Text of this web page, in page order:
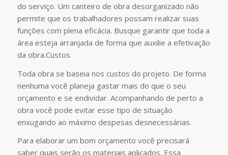
do serviço. Um canteiro de obra desorganizado não
permite que os trabalhadores possam realizar suas
funções com plena eficácia. Busque garantir que toda a
área esteja arranjada de forma que auxilie a efetivação
da obra.Custos
Toda obra se baseia nos custos do projeto. De forma
nenhuma você planeja gastar mais do que o seu
orçamento e se endividar. Acompanhando de perto a
obra você pode evitar esse tipo de situação
enxugando ao máximo despesas desnecessárias.
Para elaborar um bom orçamento você precisará
saber quais serão os materiais aplicados. Essa